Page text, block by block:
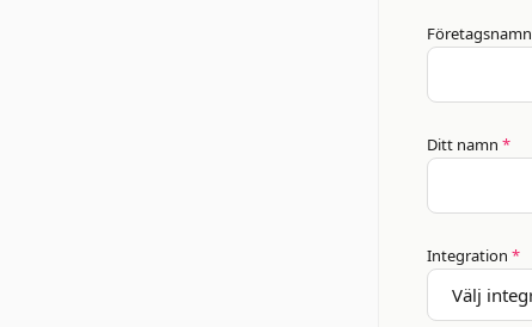
Företagsnamn
Ditt namn *
Integration *